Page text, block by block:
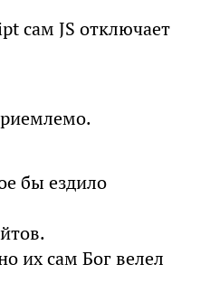
сам JS отключает
бы ездило
их сам Бог велел